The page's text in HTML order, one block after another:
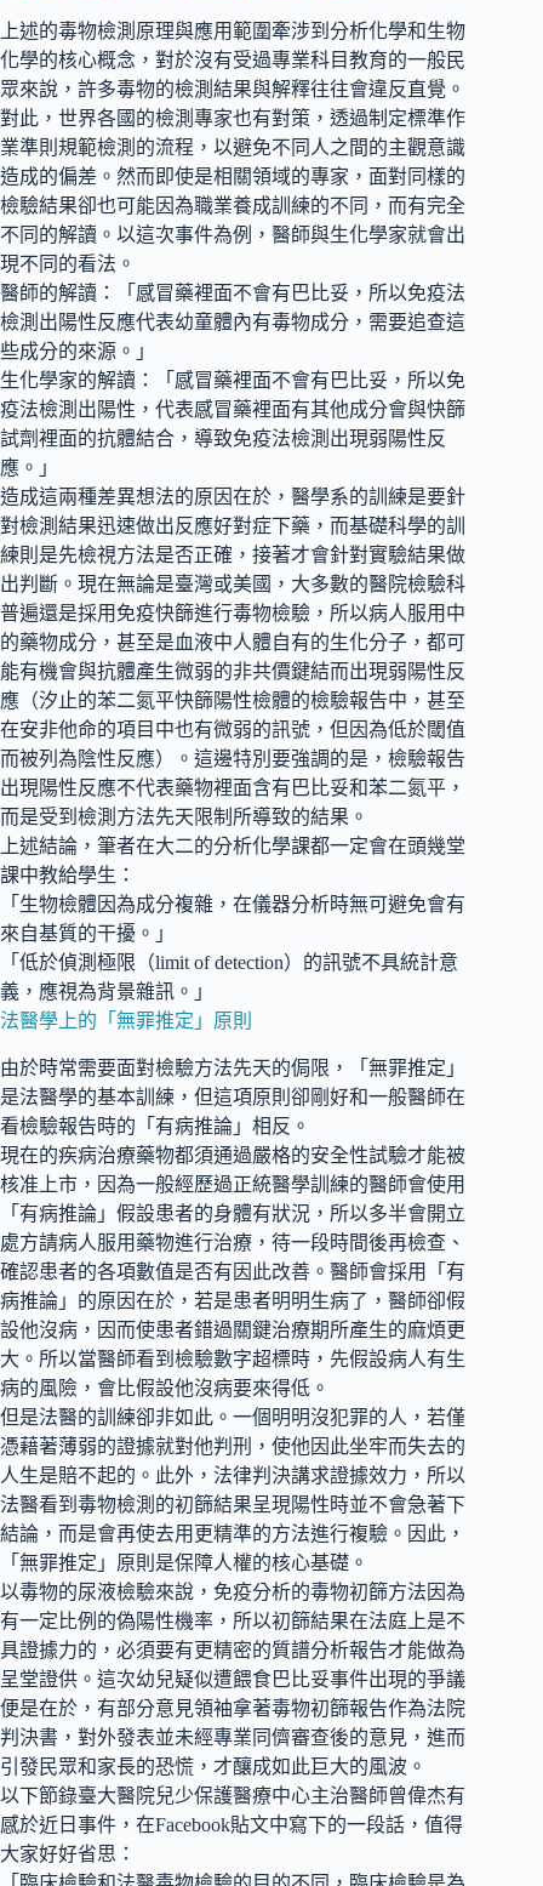
上述的毒物檢測原理與應用範圍牽涉到分析化學和生物
化學的核心概念，對於沒有受過專業科目教育的一般民
眾來說，許多毒物的檢測結果與解釋往往會違反直覺。
對此，世界各國的檢測專家也有對策，透過制定標準作
業準則規範檢測的流程，以避免不同人之間的主觀意識
造成的偏差。然而即使是相關領域的專家，面對同樣的
檢驗結果卻也可能因為職業養成訓練的不同，而有完全
不同的解讀。以這次事件為例，醫師與生化學家就會出
現不同的看法。
醫師的解讀：「感冒藥裡面不會有巴比妥，所以免疫法
檢測出陽性反應代表幼童體內有毒物成分，需要追查這
些成分的來源。」
生化學家的解讀：「感冒藥裡面不會有巴比妥，所以免
疫法檢測出陽性，代表感冒藥裡面有其他成分會與快篩
試劑裡面的抗體結合，導致免疫法檢測出現弱陽性反
應。」
造成這兩種差異想法的原因在於，醫學系的訓練是要針
對檢測結果迅速做出反應好對症下藥，而基礎科學的訓
練則是先檢視方法是否正確，接著才會針對實驗結果做
出判斷。現在無論是臺灣或美國，大多數的醫院檢驗科
普遍還是採用免疫快篩進行毒物檢驗，所以病人服用中
的藥物成分，甚至是血液中人體自有的生化分子，都可
能有機會與抗體產生微弱的非共價鍵結而出現弱陽性反
應（汐止的苯二氮平快篩陽性檢體的檢驗報告中，甚至
在安非他命的項目中也有微弱的訊號，但因為低於閾值
而被列為陰性反應）。這邊特別要強調的是，檢驗報告
出現陽性反應不代表藥物裡面含有巴比妥和苯二氮平，
而是受到檢測方法先天限制所導致的結果。
上述結論，筆者在大二的分析化學課都一定會在頭幾堂
課中教給學生：
「生物檢體因為成分複雜，在儀器分析時無可避免會有
來自基質的干擾。」
「低於偵測極限（limit of detection）的訊號不具統計意
義，應視為背景雜訊。」
法醫學上的「無罪推定」原則
由於時常需要面對檢驗方法先天的侷限，「無罪推定」
是法醫學的基本訓練，但這項原則卻剛好和一般醫師在
看檢驗報告時的「有病推論」相反。
現在的疾病治療藥物都須通過嚴格的安全性試驗才能被
核准上市，因為一般經歷過正統醫學訓練的醫師會使用
「有病推論」假設患者的身體有狀況，所以多半會開立
處方請病人服用藥物進行治療，待一段時間後再檢查、
確認患者的各項數值是否有因此改善。醫師會採用「有
病推論」的原因在於，若是患者明明生病了，醫師卻假
設他沒病，因而使患者錯過關鍵治療期所產生的麻煩更
大。所以當醫師看到檢驗數字超標時，先假設病人有生
病的風險，會比假設他沒病要來得低。
但是法醫的訓練卻非如此。一個明明沒犯罪的人，若僅
憑藉著薄弱的證據就對他判刑，使他因此坐牢而失去的
人生是賠不起的。此外，法律判決講求證據效力，所以
法醫看到毒物檢測的初篩結果呈現陽性時並不會急著下
結論，而是會再使去用更精準的方法進行複驗。因此，
「無罪推定」原則是保障人權的核心基礎。
以毒物的尿液檢驗來說，免疫分析的毒物初篩方法因為
有一定比例的偽陽性機率，所以初篩結果在法庭上是不
具證據力的，必須要有更精密的質譜分析報告才能做為
呈堂證供。這次幼兒疑似遭餵食巴比妥事件出現的爭議
便是在於，有部分意見領袖拿著毒物初篩報告作為法院
判決書，對外發表並未經專業同儕審查後的意見，進而
引發民眾和家長的恐慌，才釀成如此巨大的風波。
以下節錄臺大醫院兒少保護醫療中心主治醫師曾偉杰有
感於近日事件，在Facebook貼文中寫下的一段話，值得
大家好好省思：